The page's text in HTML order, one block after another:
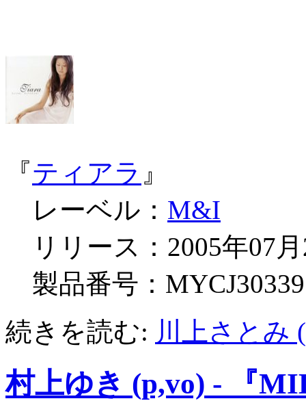
『ティアラ 』
レーベル： M&I
リリース：2005年07
製品番号：MYCJ30339
続きを読む: 川上さとみ
村上ゆき (p,vo) - 『